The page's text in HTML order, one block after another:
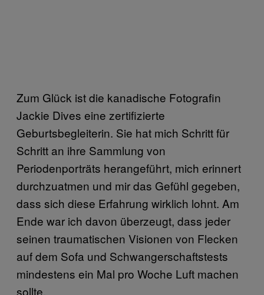
Zum Glück ist die kanadische Fotografin
Jackie Dives eine zertifizierte
Geburtsbegleiterin. Sie hat mich Schritt für
Schritt an ihre Sammlung von
Periodenporträts herangeführt, mich erinnert
durchzuatmen und mir das Gefühl gegeben,
dass sich diese Erfahrung wirklich lohnt. Am
Ende war ich davon überzeugt, dass jeder
seinen traumatischen Visionen von Flecken
auf dem Sofa und Schwangerschaftstests
mindestens ein Mal pro Woche Luft machen
sollte.